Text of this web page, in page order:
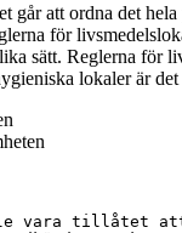
går att ordna det
för
sätt. Reglerna
lokaler är
vara tillåtet